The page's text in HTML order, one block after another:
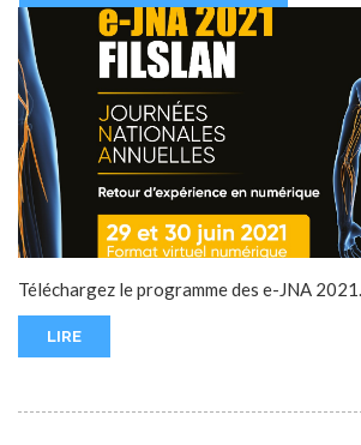
Téléchargez le programme des e-JNA 2021.
LIRE